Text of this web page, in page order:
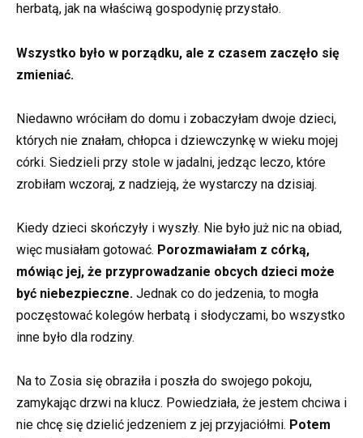
herbatą, jak na właściwą gospodynię przystało.
Wszystko było w porządku, ale z czasem zaczęło się
zmieniać.
Niedawno wróciłam do domu i zobaczyłam dwoje dzieci,
których nie znałam, chłopca i dziewczynkę w wieku mojej
córki. Siedzieli przy stole w jadalni, jedząc leczo, które
zrobiłam wczoraj, z nadzieją, że wystarczy na dzisiaj.
Kiedy dzieci skończyły i wyszły. Nie było już nic na obiad,
więc musiałam gotować. Porozmawiałam z córką,
mówiąc jej, że przyprowadzanie obcych dzieci może
być niebezpieczne. Jednak co do jedzenia, to mogła
poczęstować kolegów herbatą i słodyczami, bo wszystko
inne było dla rodziny.
Na to Zosia się obraziła i poszła do swojego pokoju,
zamykając drzwi na klucz. Powiedziała, że jestem chciwa i
nie chcę się dzielić jedzeniem z jej przyjaciółmi. Potem